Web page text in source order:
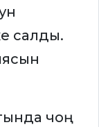
салды.
чоң